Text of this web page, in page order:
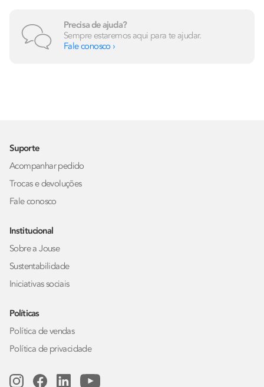
Precisa de ajuda?
Sempre estaremos aqui para te ajudar.
Fale conosco ›
Suporte
Acompanhar pedido
Trocas e devoluções
Fale conosco
Institucional
Sobre a Jouse
Sustentabilidade
Iniciativas sociais
Políticas
Política de vendas
Política de privacidade